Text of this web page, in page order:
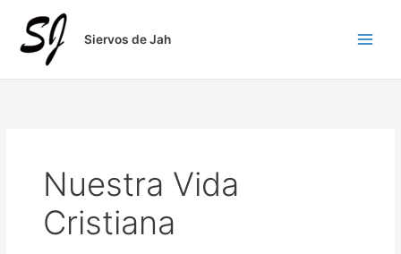
contenido
Siervos de Jah
Nuestra Vida
Cristiana